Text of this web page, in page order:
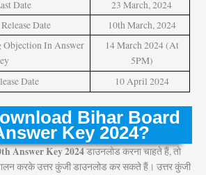
Date
23 March, 2024
Date
10th March, 2024
Objection In Answer
14 March 2024 (At
5PM)
Date
10 April 2024
Bihar Board
Key 2024?
Answer Key 2024डाउनलोड करना चाहते हैं, तो
करके उत्तर कुंजी डाउनलोड कर सकते हैं। उत्तर कुंजी